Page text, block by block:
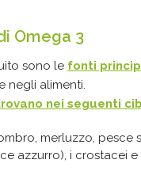
Omega 3
sono le fonti
negli alimenti.
nei seguenti
merluzzo, pesce
azzurro), i crostacei e